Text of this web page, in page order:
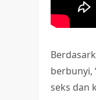
berbunyi,
seks dan